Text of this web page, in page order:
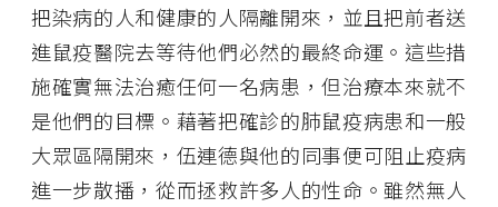
把染病的人和健康的人隔離開來，並且把前者送
進鼠疫醫院去等待他們必然的最終命運。這些措
施確實無法治癒任何一名病患，但治療本來就不
是他們的目標。藉著把確診的肺鼠疫病患和一般
大眾區隔開來，伍連德與他的同事便可阻止疫病
進一步散播，從而拯救許多人的性命。雖然無人